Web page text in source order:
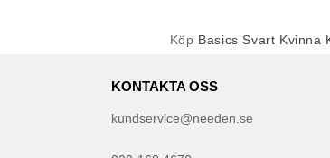
Köp Basics Svart Kvinna
KONTAKTA OSS
kundservice@needen.se